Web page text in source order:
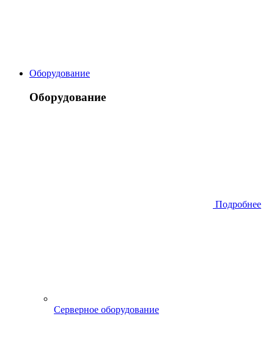
Оборудование
Оборудование
Подробнее
Серверное оборудование